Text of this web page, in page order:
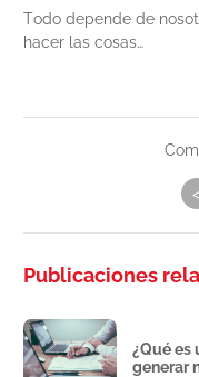
Todo depende de
hacer las cosas…
<
Publicaciones
¿Qué es
generar